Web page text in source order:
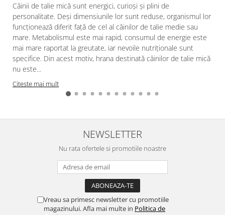
Câinii de talie mică sunt energici, curioși și plini de
personalitate. Deși dimensiunile lor sunt reduse, organismul lor
funcționează diferit față de cel al câinilor de talie medie sau
mare. Metabolismul este mai rapid, consumul de energie este
mai mare raportat la greutate, iar nevoile nutriționale sunt
specifice. Din acest motiv, hrana destinată câinilor de talie mică
nu este...
Citeste mai mult
NEWSLETTER
Nu rata ofertele si promotiile noastre
Vreau sa primesc newsletter cu promotiile
magazinului. Afla mai multe in Politica de